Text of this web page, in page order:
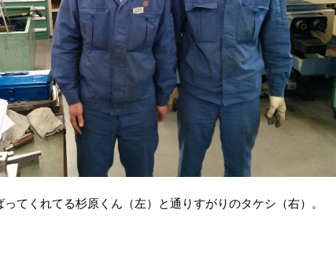
てくれてる杉原くん（左）と通りすがりのタケシ（右）。